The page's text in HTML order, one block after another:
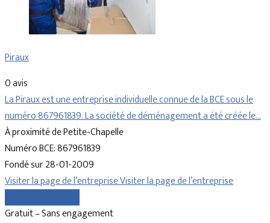
Piraux
0 avis
La Piraux est une entreprise individuelle connue de la BCE sous le
numéro 867961839. La société de déménagement a été créée le…
À proximité de Petite-Chapelle
Numéro BCE: 867961839
Fondé sur 28-01-2009
Visiter la page de l’entrepriseVisiter la page de l’entreprise
Gratuit – Sans engagement